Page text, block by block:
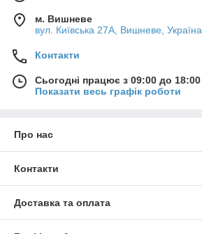
м. Вишневе
вул. Київська 27А, Вишневе, Україна
Контакти
Сьогодні працює з 09:00 до 18:00
Показати весь графік роботи
Про нас
Контакти
Доставка та оплата